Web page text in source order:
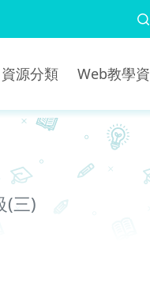
資源分類 Web教學
(三)